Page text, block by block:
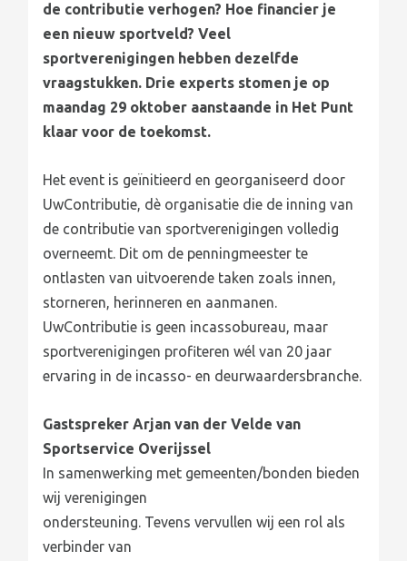
de contributie verhogen? Hoe financier je
een nieuw sportveld? Veel
sportverenigingen hebben dezelfde
vraagstukken. Drie experts stomen je op
maandag 29 oktober aanstaande in Het Punt
klaar voor de toekomst.
Het event is geïnitieerd en georganiseerd door
UwContributie, dè organisatie die de inning van
de contributie van sportverenigingen volledig
overneemt. Dit om de penningmeester te
ontlasten van uitvoerende taken zoals innen,
storneren, herinneren en aanmanen.
UwContributie is geen incassobureau, maar
sportverenigingen profiteren wél van 20 jaar
ervaring in de incasso- en deurwaardersbranche.
Gastspreker Arjan van der Velde van
Sportservice Overijssel
In samenwerking met gemeenten/bonden bieden
wij verenigingen
ondersteuning. Tevens vervullen wij een rol als
verbinder van